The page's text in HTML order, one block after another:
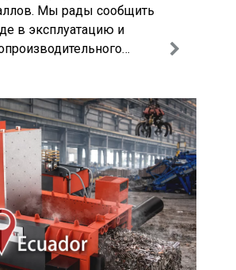
Мы рады сообщить
в эксплуатацию и
в Новой Зеландии.
нашу